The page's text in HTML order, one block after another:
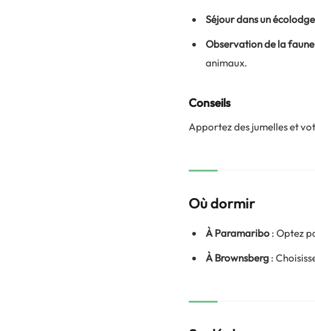
Séjour dans un écolodge
Observation de la faune
animaux.
Conseils
Apportez des jumelles et
Où dormir
À Paramaribo: Optez
À Brownsberg: